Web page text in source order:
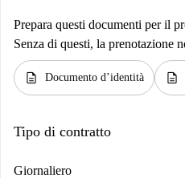
Prepara questi documenti per il
Senza di questi, la prenotazione
description Documento d’identità description
Tipo di contratto
Giornaliero